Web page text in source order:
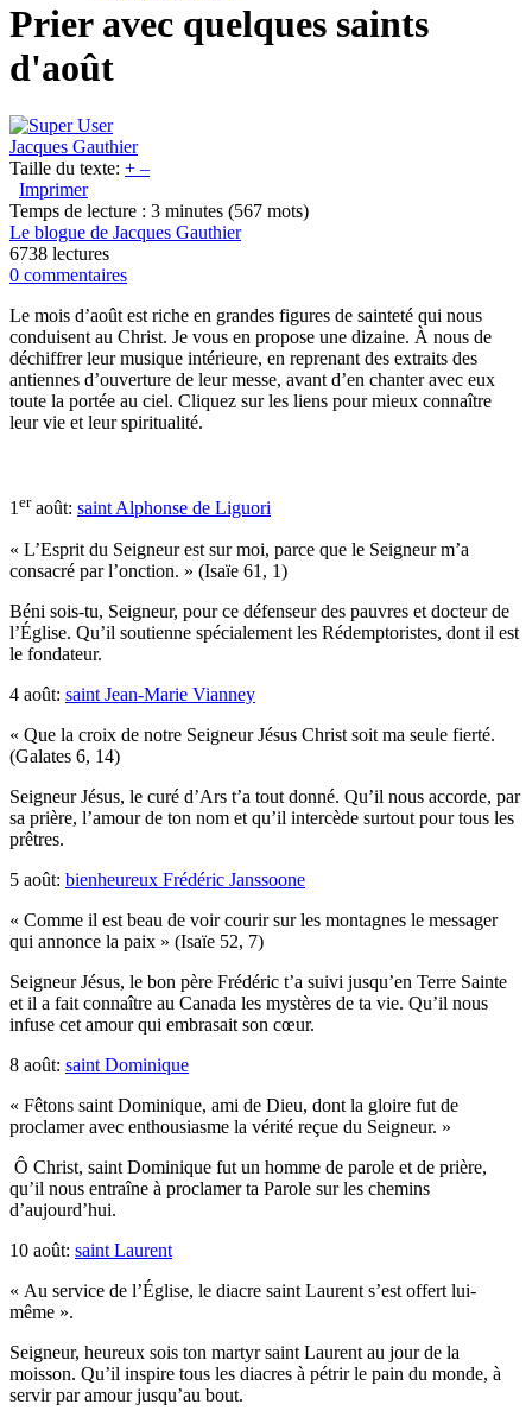
Prier avec quelques saints
d'août
Jacques Gauthier
Taille du texte: + –
Imprimer
Temps de lecture : 3 minutes (567 mots)
Le blogue de Jacques Gauthier
6738 lectures
0 commentaires
Le mois d’août est riche en grandes figures de sainteté qui nous
conduisent au Christ. Je vous en propose une dizaine. À nous de
déchiffrer leur musique intérieure, en reprenant des extraits des
antiennes d’ouverture de leur messe, avant d’en chanter avec eux
toute la portée au ciel. Cliquez sur les liens pour mieux connaître
leur vie et leur spiritualité.
1eraoût: saint Alphonse de Liguori
« L’Esprit du Seigneur est sur moi, parce que le Seigneur m’a
consacré par l’onction. » (Isaïe 61, 1)
Béni sois-tu, Seigneur, pour ce défenseur des pauvres et docteur de
l’Église. Qu’il soutienne spécialement les Rédemptoristes, dont il est
le fondateur.
4 août: saint Jean-Marie Vianney
« Que la croix de notre Seigneur Jésus Christ soit ma seule fierté.
(Galates 6, 14)
Seigneur Jésus, le curé d’Ars t’a tout donné. Qu’il nous accorde, par
sa prière, l’amour de ton nom et qu’il intercède surtout pour tous les
prêtres.
5 août: bienheureux Frédéric Janssoone
« Comme il est beau de voir courir sur les montagnes le messager
qui annonce la paix » (Isaïe 52, 7)
Seigneur Jésus, le bon père Frédéric t’a suivi jusqu’en Terre Sainte
et il a fait connaître au Canada les mystères de ta vie. Qu’il nous
infuse cet amour qui embrasait son cœur.
8 août: saint Dominique
« Fêtons saint Dominique, ami de Dieu, dont la gloire fut de
proclamer avec enthousiasme la vérité reçue du Seigneur. »
Ô Christ, saint Dominique fut un homme de parole et de prière,
qu’il nous entraîne à proclamer ta Parole sur les chemins
d’aujourd’hui.
10 août: saint Laurent
« Au service de l’Église, le diacre saint Laurent s’est offert lui-
même ».
Seigneur, heureux sois ton martyr saint Laurent au jour de la
moisson. Qu’il inspire tous les diacres à pétrir le pain du monde, à
servir par amour jusqu’au bout.